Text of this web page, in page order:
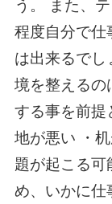
う。 また、
程度自分で仕
は出来るでし
境を整えるの
する事を前提
地が悪い ・
題が起こる可
め、いかに仕